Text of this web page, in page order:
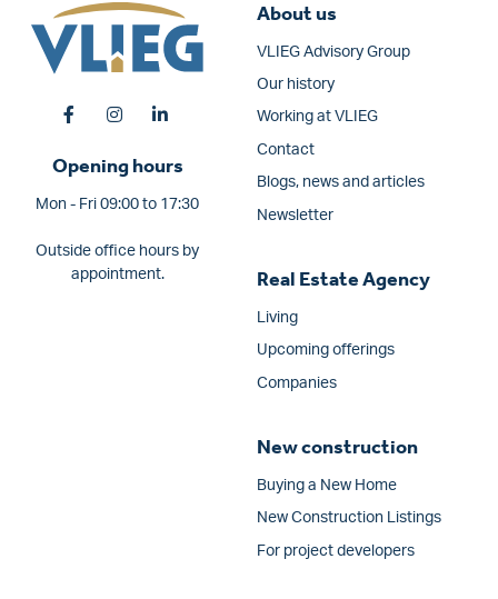
Opening hours
Mon - Fri 09:00 to 17:30
Outside office hours by
appointment.
About us
VLIEG Advisory Group
Our history
Working at VLIEG
Contact
Blogs, news and articles
Newsletter
Real Estate Agency
Living
Upcoming offerings
Companies
New construction
Buying a New Home
New Construction Listings
For project developers